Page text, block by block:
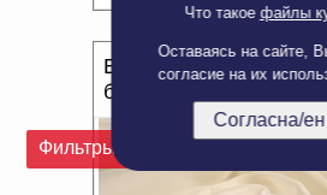
Что такое файлы
Оставаясь на сайте,
согласие на их
Согласна/ен
Фильтры
Вуаль TVF lux-104/
бежевый, 300см